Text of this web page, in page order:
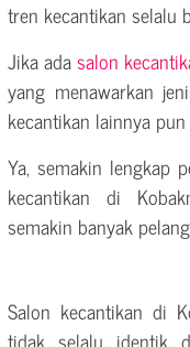
tren kecantikan selalu
Jika ada salon
yang menawarkan
kecantikan lainnya
Ya, semakin lengkap
kecantikan di
semakin banyak
Salon kecantikan di
tidak selalu identik